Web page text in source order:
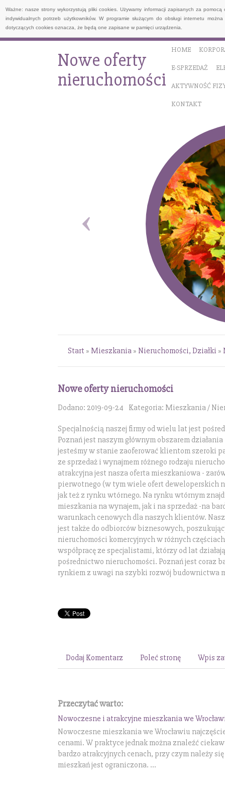
Ważne: nasze strony wykorzystują pliki cookies. Używamy informacji zapisanych za
indywidualnych potrzeb użytkowników. W programie służącym do obsługi internetu
dotyczących cookies oznacza, że będą one zapisane w pamięci urządzenia.
HOME
E-SPRZEDAŻ
AKTYWNOŚĆ
KONTAKT
Nowe oferty
nieruchomości
Start » Mieszkania » Nieruchomości, Działki »
Nowe oferty nieruchomości
Dodano: 2019-09-24 Kategoria: Mieszkania /
Specjalnością naszej firmy od wielu lat jest
Poznań jest naszym głównym obszarem
jesteśmy w stanie zaoferować klientom szeroki
ze sprzedaż i wynajmem różnego rodzaju
atrakcyjna jest nasza oferta mieszkaniowa -
pierwotnego (w tym wiele ofert deweloperskich
jak też z rynku wtórnego. Na rynku wtórnym
mieszkania na wynajem, jak i na sprzedaż -na
warunkach cenowych dla naszych klientów.
jest także do odbiorców biznesowych,
nieruchomości komercyjnych w różnych
współpracę ze specjalistami, którzy od lat
pośrednictwo nieruchomości. Poznań jest coraz
rynkiem z uwagi na szybki rozwój budownictwa
Dodaj Komentarz Poleć stronę Wpis
Przeczytać warto:
Nowoczesne i atrakcyjne mieszkania we
Nowoczesne mieszkania we Wrocławiu
cenami. W praktyce jednak można znaleźć
bardzo atrakcyjnych cenach, przy czym należy
mieszkań jest ograniczona. ...